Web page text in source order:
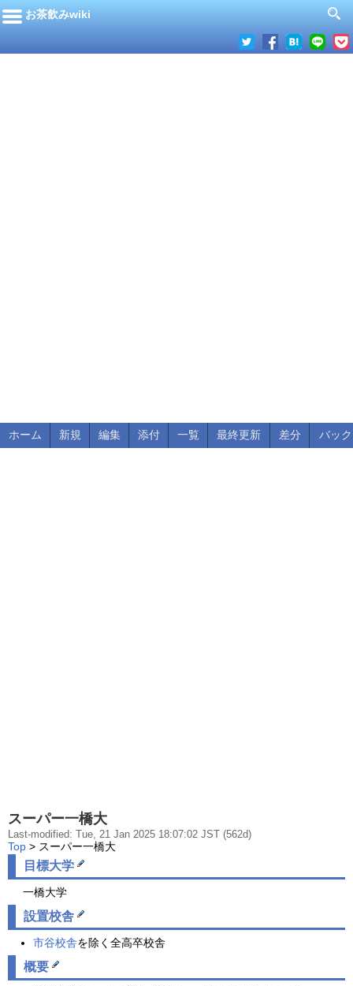
お茶飲みwiki
ホーム 新規 編集 添付 一覧 最終更新 差分 バッ
スーパー一橋大
Last-modified: Tue, 21 Jan 2025 18:07:02 JST (562d)
Top > スーパー一橋大
目標大学
一橋大学
設置校舎
市谷校舎を除く全高卒校舎
概要